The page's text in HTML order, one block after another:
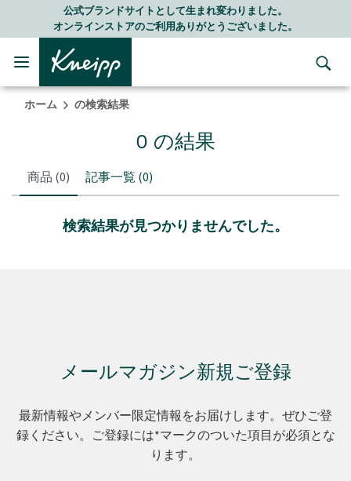
Skip to main content
Skip to footer content公式ブランドサイトとして生まれ変わりました。
オンラインストアのご利用ありがとうございました。
ホーム の検索結果
0 の結果
商品 (0) 記事一覧 (0)
検索結果が見つかりませんでした。
メールマガジン新規ご登録
最新情報やメンバー限定情報をお届けします。ぜひご登
録ください。ご登録には*マークのついた項目が必須とな
ります。